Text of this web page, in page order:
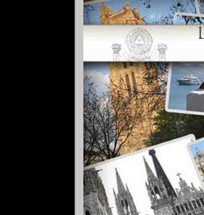
Accueil Appel
Ce site s'adresse en premier lieu aux